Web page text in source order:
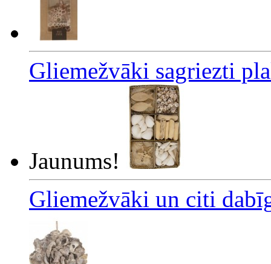
Gliemežvāki sagriezti
Jaunums!
Gliemežvāki un citi